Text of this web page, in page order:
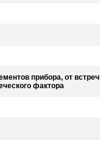
прибора, от
фактора